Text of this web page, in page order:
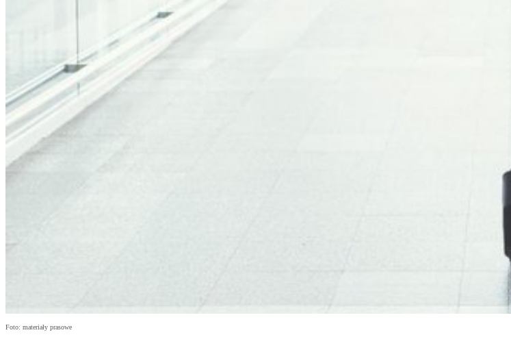
Foto: materiały prasowe